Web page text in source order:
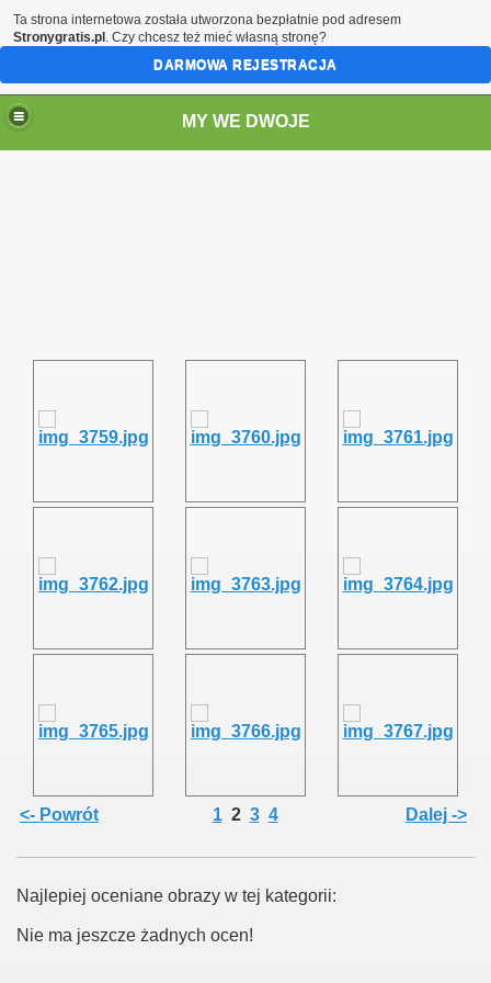
MY WE DWOJE
<- Powrót 1 2 3 4 Dalej ->
Najlepiej oceniane obrazy w tej kategorii:
Nie ma jeszcze żadnych ocen!
Ta strona internetowa została utworzona bezpłatnie pod adresem
Stronygratis.pl . Czy chcesz też mieć własną stronę?
DARMOWA REJESTRACJA